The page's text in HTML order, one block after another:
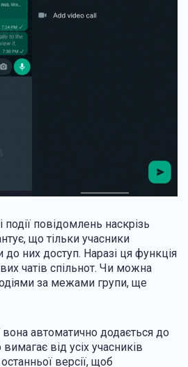
події повідомлень наскрізь
що тільки учасники
них доступ. Наразі ця функція
чатів спільнот. Чи можна
за межами групи, ще
вона автоматично додається до
від усіх учасників
версії, щоб